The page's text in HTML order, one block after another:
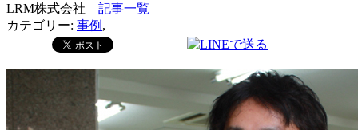
LRM株式会社 記事一覧
カテゴリー: 事例 ,